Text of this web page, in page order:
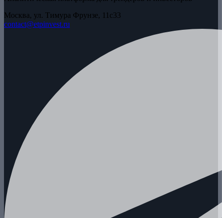
Москва, ул. Тимура Фрунзе, 11с33
contact@etpinvest.ru